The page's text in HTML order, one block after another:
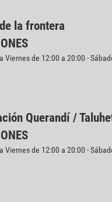
la frontera
Viernes de 12:00 a 20:00 -
Querandí /
Viernes de 12:00 a 20:00 -